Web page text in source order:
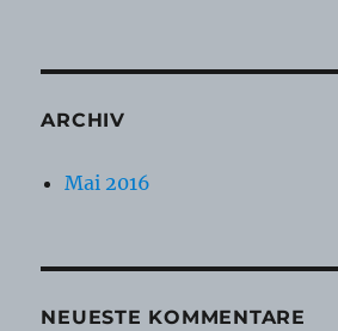
ARCHIV
Mai 2016
NEUESTE KOMMENTARE